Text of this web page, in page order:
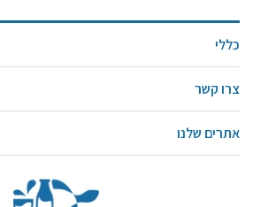
כללי
צרו קשר
אתרים שלנו